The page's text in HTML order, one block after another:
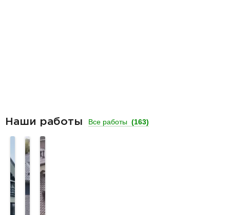
Наши работы Все работы (163)